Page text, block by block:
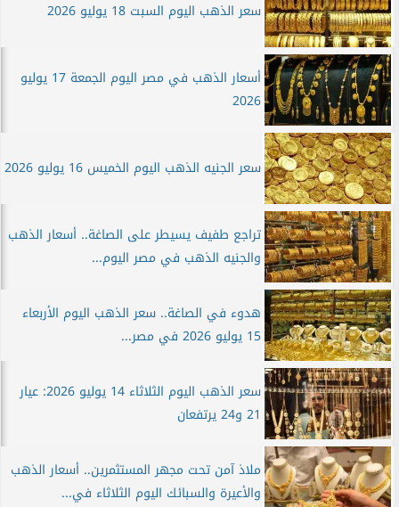
سعر الذهب اليوم السبت 18 يوليو 2026
أسعار الذهب في مصر اليوم الجمعة 17 يوليو
2026
سعر الجنيه الذهب اليوم الخميس 16 يوليو 2026
تراجع طفيف يسيطر على الصاغة.. أسعار الذهب
والجنيه الذهب في مصر اليوم...
هدوء في الصاغة.. سعر الذهب اليوم الأربعاء
15 يوليو 2026 في مصر...
سعر الذهب اليوم الثلاثاء 14 يوليو 2026: عيار
21 و24 يرتفعان
ملاذ آمن تحت مجهر المستثمرين.. أسعار الذهب
والأعيرة والسبائك اليوم الثلاثاء في...